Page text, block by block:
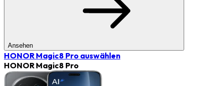
Ansehen
HONOR Magic8 Pro auswählen
HONOR Magic8 Pro